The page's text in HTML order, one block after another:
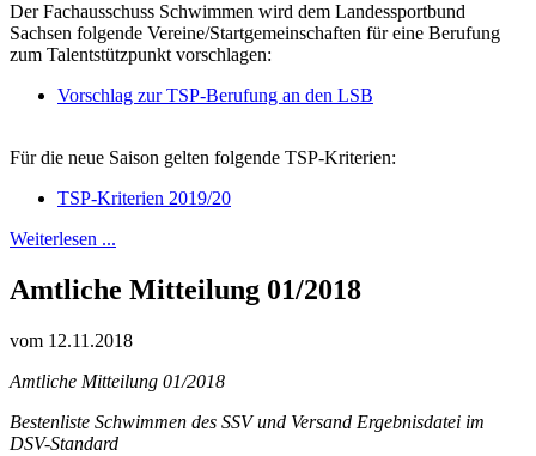
Der Fachausschuss Schwimmen wird dem Landessportbund
Sachsen folgende Vereine/Startgemeinschaften für eine Berufung
zum Talentstützpunkt vorschlagen:
Vorschlag zur TSP-Berufung an den LSB
Für die neue Saison gelten folgende TSP-Kriterien:
TSP-Kriterien 2019/20
Weiterlesen ...
Amtliche Mitteilung 01/2018
vom 12.11.2018
Amtliche Mitteilung 01/2018
Bestenliste Schwimmen des SSV und Versand Ergebnisdatei im
DSV-Standard